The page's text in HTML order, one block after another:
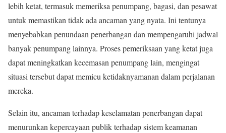
lebih ketat, termasuk memeriksa penumpang, bagasi, dan pesawat
untuk memastikan tidak ada ancaman yang nyata. Ini tentunya
menyebabkan penundaan penerbangan dan mempengaruhi jadwal
banyak penumpang lainnya. Proses pemeriksaan yang ketat juga
dapat meningkatkan kecemasan penumpang lain, mengingat
situasi tersebut dapat memicu ketidaknyamanan dalam perjalanan
mereka.
Selain itu, ancaman terhadap keselamatan penerbangan dapat
menurunkan kepercayaan publik terhadap sistem keamanan